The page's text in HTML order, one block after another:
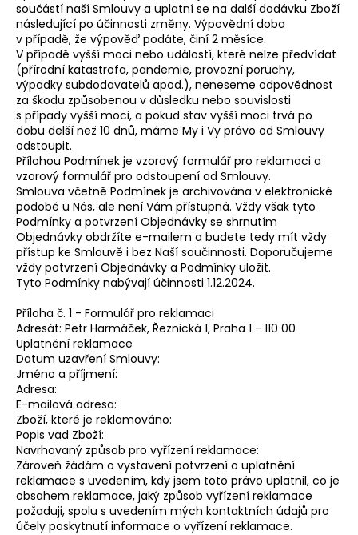
součástí naší Smlouvy a uplatní se na další dodávku Zboží
následující po účinnosti změny. Výpovědní doba
v případě, že výpověď podáte, činí 2 měsíce.
V případě vyšší moci nebo událostí, které nelze předvídat
(přírodní katastrofa, pandemie, provozní poruchy,
výpadky subdodavatelů apod.), neneseme odpovědnost
za škodu způsobenou v důsledku nebo souvislosti
s případy vyšší moci, a pokud stav vyšší moci trvá po
dobu delší než 10 dnů, máme My i Vy právo od Smlouvy
odstoupit.
Přílohou Podmínek je vzorový formulář pro reklamaci a
vzorový formulář pro odstoupení od Smlouvy.
Smlouva včetně Podmínek je archivována v elektronické
podobě u Nás, ale není Vám přístupná. Vždy však tyto
Podmínky a potvrzení Objednávky se shrnutím
Objednávky obdržíte e-mailem a budete tedy mít vždy
přístup ke Smlouvě i bez Naší součinnosti. Doporučujeme
vždy potvrzení Objednávky a Podmínky uložit.
Tyto Podmínky nabývají účinnosti 1.12.2024.
Příloha č. 1 - Formulář pro reklamaci
Adresát: Petr Harmáček, Řeznická 1, Praha 1 - 110 00
Uplatnění reklamace
Datum uzavření Smlouvy:
Jméno a příjmení:
Adresa:
E-mailová adresa:
Zboží, které je reklamováno:
Popis vad Zboží:
Navrhovaný způsob pro vyřízení reklamace:
Zároveň žádám o vystavení potvrzení o uplatnění
reklamace s uvedením, kdy jsem toto právo uplatnil, co je
obsahem reklamace, jaký způsob vyřízení reklamace
požaduji, spolu s uvedením mých kontaktních údajů pro
účely poskytnutí informace o vyřízení reklamace.